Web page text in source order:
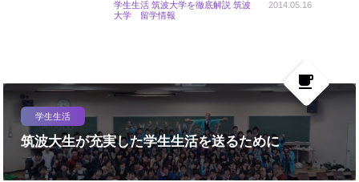
2014.05.16
学生生活 筑波大学を徹底解説 筑波
大学 留学情報
local_cafe
学生生活
筑波大生が充実した学生生活を送るために